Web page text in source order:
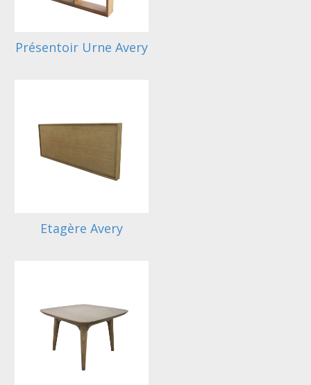
Présentoir Urne Avery
Etagère Avery